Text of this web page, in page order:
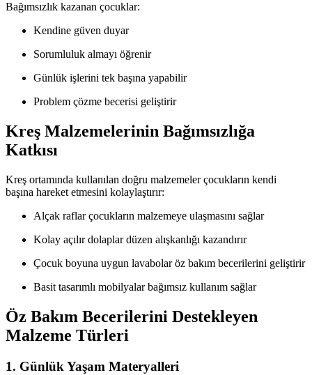
Bağımsızlık kazanan çocuklar:
Kendine güven duyar
Sorumluluk almayı öğrenir
Günlük işlerini tek başına yapabilir
Problem çözme becerisi geliştirir
Kreş Malzemelerinin Bağımsızlığa
Katkısı
Kreş ortamında kullanılan doğru malzemeler çocukların kendi
başına hareket etmesini kolaylaştırır:
Alçak raflar çocukların malzemeye ulaşmasını sağlar
Kolay açılır dolaplar düzen alışkanlığı kazandırır
Çocuk boyuna uygun lavabolar öz bakım becerilerini geliştirir
Basit tasarımlı mobilyalar bağımsız kullanım sağlar
Öz Bakım Becerilerini Destekleyen
Malzeme Türleri
1. Günlük Yaşam Materyalleri